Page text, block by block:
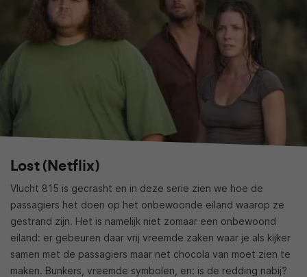
Lost (Netflix)
Vlucht 815 is gecrasht en in deze serie zien we hoe de
passagiers het doen op het onbewoonde eiland waarop ze
gestrand zijn. Het is namelijk niet zomaar een onbewoond
eiland: er gebeuren daar vrij vreemde zaken waar je als kijker
samen met de passagiers maar net chocola van moet zien te
maken. Bunkers, vreemde symbolen, en: is de redding nabij?